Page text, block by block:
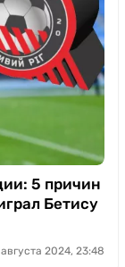
5 причин
Бетису
2024, 23:48